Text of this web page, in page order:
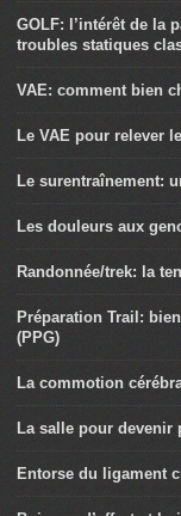
GOLF: l’intérêt de la
troubles statiques
VAE: comment bien
Le VAE pour relever
Le surentraînement:
Les douleurs aux
Randonnée/trek: la
Préparation Trail:
(PPG)
La commotion
La salle pour devenir
Entorse du ligament